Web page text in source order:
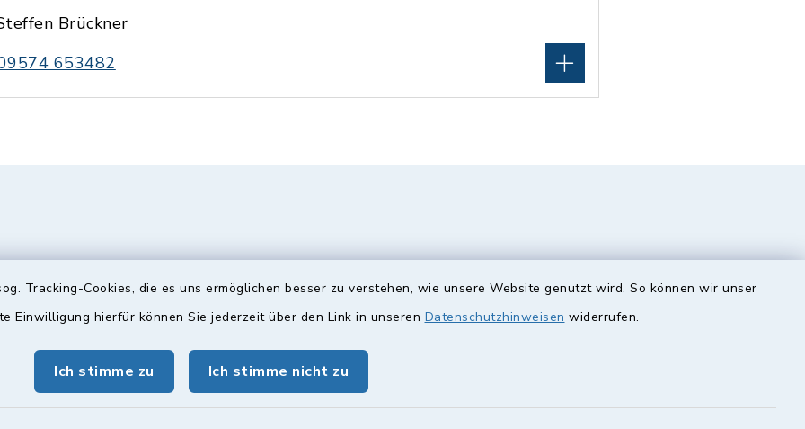
Tracking-Cookies, die es uns ermöglichen besser zu verstehen, wie unsere Website genutzt wird. So können wir unser
Einwilligung hierfür können Sie jederzeit über den Link in unseren Datenschutzhinweisen widerrufen.
Ich stimme zu Ich stimme nicht zu
Brückner
653482
und Freitag:
Bürgersprechstunde
Sprechstunde:
Landkreis Lichtenfels